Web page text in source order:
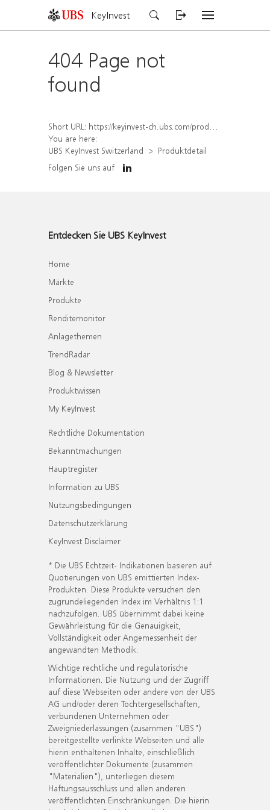
KeyInvest
404 Page not
found
Short URL: https://keyinvest-ch.ubs.com/produkt/detail/index/isin/CH1575340273
You are here:
UBS KeyInvest Switzerland
Produktdetail
Folgen Sie uns auf
Entdecken Sie UBS KeyInvest
Home
Märkte
Produkte
Renditemonitor
Anlagethemen
TrendRadar
Blog & Newsletter
Produktwissen
My KeyInvest
Rechtliche Dokumentation
Bekanntmachungen
Hauptregister
Information zu UBS
Nutzungsbedingungen
Datenschutzerklärung
KeyInvest Disclaimer
* Die UBS Echtzeit- Indikationen basieren auf
Quotierungen von UBS emittierten Index-
Produkten. Diese Produkte versuchen den
zugrundeliegenden Index im Verhältnis 1:1
nachzufolgen. UBS übernimmt dabei keine
Gewährleistung für die Genauigkeit,
Vollständigkeit oder Angemessenheit der
angewandten Methodik.
Wichtige rechtliche und regulatorische
Informationen. Die Nutzung und der Zugriff
auf diese Webseiten oder andere von der UBS
AG und/oder deren Tochtergesellschaften,
verbundenen Unternehmen oder
Zweigniederlassungen (zusammen "UBS")
bereitgestellte verlinkte Webseiten und alle
hierin enthaltenen Inhalte, einschließlich
veröffentlichter Dokumente (zusammen
"Materialien"), unterliegen diesem
Haftungsausschluss und allen anderen
veröffentlichten Einschränkungen. Die hierin